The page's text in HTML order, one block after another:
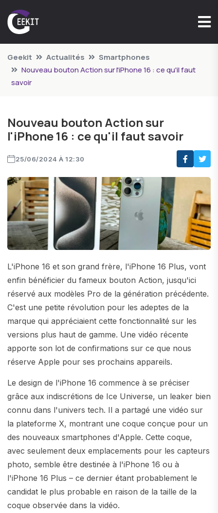
Geekit Actualités
Smartphones
Nouveau bouton Action sur l'iPhone 16 : ce qu'il faut
savoir
Nouveau bouton Action sur
l'iPhone 16 : ce qu'il faut savoir
25/06/2024 À 12:30
L'iPhone 16 et son grand frère, l'iPhone 16 Plus, vont
enfin bénéficier du fameux bouton Action, jusqu'ici
réservé aux modèles Pro de la génération précédente.
C'est une petite révolution pour les adeptes de la
marque qui appréciaient cette fonctionnalité sur les
versions plus haut de gamme. Une vidéo récente
apporte son lot de confirmations sur ce que nous
réserve Apple pour ses prochains appareils.
Le design de l'iPhone 16 commence à se préciser
grâce aux indiscrétions de Ice Universe, un leaker bien
connu dans l'univers tech. Il a partagé une vidéo sur
la plateforme X, montrant une coque conçue pour un
des nouveaux smartphones d'Apple. Cette coque,
avec seulement deux emplacements pour les capteurs
photo, semble être destinée à l'iPhone 16 ou à
l'iPhone 16 Plus – ce dernier étant probablement le
candidat le plus probable en raison de la taille de la
coque observée dans la vidéo.